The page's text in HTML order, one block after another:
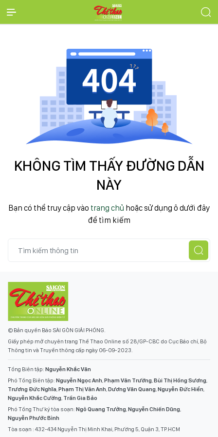
KHÔNG TÌM THẤY ĐƯỜNG DẪN
NÀY
Bạn có thể truy cập vào trang chủ hoặc sử dụng ô dưới đây
để tìm kiếm
© Bản quyền Báo SÀI GÒN GIẢI PHÓNG.
Giấy phép mở chuyên trang Thể Thao Online số 28/GP-CBC do Cục Báo chí, Bộ
Thông tin và Truyền thông cấp ngày 06-09-2023.
Tổng Biên tập: Nguyễn Khắc Văn
Phó Tổng Biên tập: Nguyễn Ngọc Anh,Phạm Văn Trường,Bùi Thị Hồng Sương,
Trương Đức Nghĩa,Phạm Thị Vân Anh,Dương Văn Quang,Nguyễn Đức Hiển,
Nguyễn Khắc Cường, Trần Gia Bảo
Phó Tổng Thư ký tòa soạn: Ngô Quang Trưởng,Nguyễn Chiến Dũng,
Nguyễn Phước Bình
Tòa soạn : 432-434 Nguyễn Thị Minh Khai, Phường 5, Quận 3, TP.HCM